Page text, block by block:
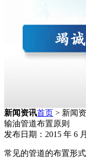
新闻资讯首页 > 新闻
输油管道布置原则
发布日期：2015 年 6
常见的管道的布置形